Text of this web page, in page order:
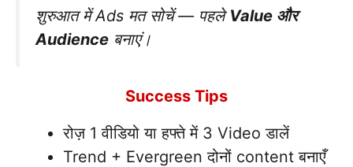
शुरुआत में Ads मत सोचें — पहलेValue और
Audience बनाएं।
Success Tips
रोज़ 1 वीडियो या हफ्ते में 3 Video डालें
Trend + Evergreen दोनों content बनाएँ